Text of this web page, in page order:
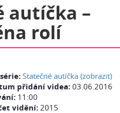
autíčka –
rolí
Statečné autíčka (zobrazit)
přidání videa:03.06.2016
11:00
vidění:2015